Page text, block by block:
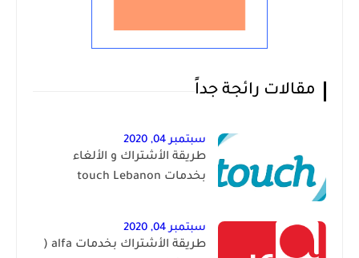
مقالات رائجة جداً
سبتمبر 04, 2020
طريقة الأشتراك و الألغاء
بخدمات touch Lebanon
سبتمبر 04, 2020
طريقة الأشتراك بخدمات alfa (